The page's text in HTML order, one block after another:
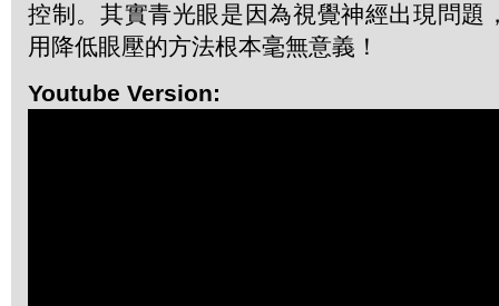
控制。其實青光眼是因為視覺神經出現問題
用降低眼壓的方法根本毫無意義！
Youtube Version: